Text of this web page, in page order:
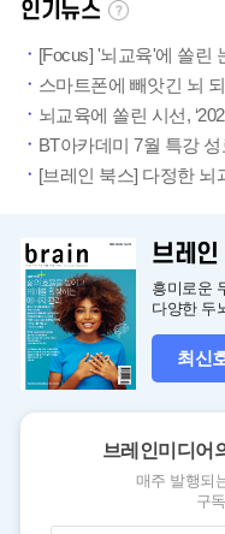
인기뉴스
[Focus] '뇌교육'에 쏠린
스마트폰에 빼앗긴 뇌
뇌교육에 쏠린 시선,
BT아카데미 7월 특강
[브레인 북스] 다정한 뇌
브레
흥미로운
다양한 두
최신
브레인미디어
매주 발행되
구